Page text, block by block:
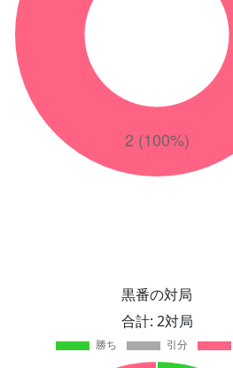
黒番の対局
合計: 2対局